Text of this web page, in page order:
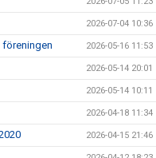
2026-07-04 10:36
2026-05-16 11:53
2026-05-14 20:01
2026-05-14 10:11
2026-04-18 11:34
2026-04-15 21:46